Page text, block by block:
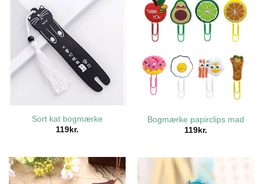
Sort kat bogmærke
119 kr.
Bogmærke papirclips mad
119 kr.